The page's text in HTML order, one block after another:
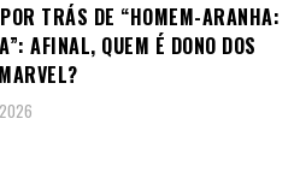
TRÁS DE “HOMEM-ARANHA:
AFINAL, QUEM É DONO DOS
2026